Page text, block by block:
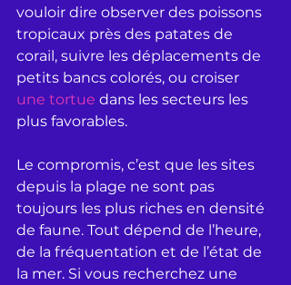
vouloir dire observer des poissons
tropicaux près des patates de
corail, suivre les déplacements de
petits bancs colorés, ou croiser
une tortue dans les secteurs les
plus favorables.
Le compromis, c’est que les sites
depuis la plage ne sont pas
toujours les plus riches en densité
de faune. Tout dépend de l’heure,
de la fréquentation et de l’état de
la mer. Si vous recherchez une